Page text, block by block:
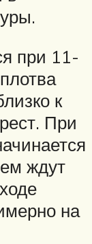
при 11-
к
При
ждут
на